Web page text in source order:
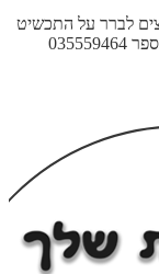
לברר על התכשיט
אל תהססו לשלוח לנו הודעת וואטסאפ או חייגו למספר 035559464